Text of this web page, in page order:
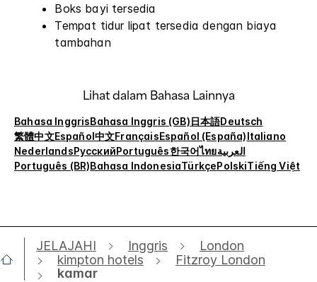
Boks bayi tersedia
Tempat tidur lipat tersedia dengan biaya
tambahan
Lihat dalam Bahasa Lainnya
Bahasa InggrisBahasa Inggris (GB)日本語Deutsch
繁體中文Español中文FrançaisEspañol (España)Italiano
NederlandsРусскийPortuguês한국어ไทยالعربية
Português (BR)Bahasa IndonesiaTürkçePolskiTiếng Việt
JELAJAHI Inggris
London
kimpton hotels
Fitzroy London
kamar